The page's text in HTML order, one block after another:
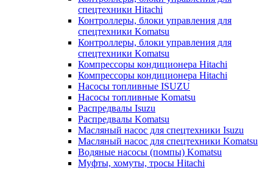
спецтехники Hitachi
Контроллеры, блоки управления для
спецтехники Komatsu
Контроллеры, блоки управления для
спецтехники Komatsu
Компрессоры кондиционера Hitachi
Компрессоры кондиционера Hitachi
Насосы топливные ISUZU
Насосы топливные Komatsu
Распредвалы Isuzu
Распредвалы Komatsu
Масляный насос для спецтехники Isuzu
Масляный насос для спецтехники Komatsu
Водяные насосы (помпы) Komatsu
Муфты, хомуты, тросы Hitachi